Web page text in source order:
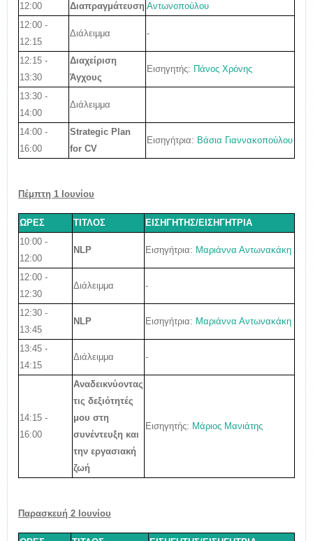
12:00
Διαπραγμάτευση Αντωνοπούλου
12:00 -
12:15
Διάλειμμα -
12:15 -
13:30
Διαχείριση
Άγχους
Εισηγητής: Πάνος Χρόνης
13:30 -
14:00
Διάλειμμα
14:00 -
16:00
Strategic Plan
for CV
Εισηγήτρια: Βάσια Γιαννακοπούλου
Πέμπτη 1 Ιουνίου
ΩΡΕΣ ΤΙΤΛΟΣ
ΕΙΣΗΓΗΤΗΣ/ΕΙΣΗΓΗΤΡΙΑ
10:00 -
12:00
NLP Εισηγήτρια: Μαριάννα Αντωνακάκη
12:00 -
12:30
Διάλειμμα -
12:30 -
13:45
NLP Εισηγήτρια: Μαριάννα Αντωνακάκη
13:45 -
14:15
Διάλειμμα -
14:15 -
16:00
Αναδεικνύοντας
τις δεξιότητές
μου στη
συνέντευξη και
την εργασιακή
ζωή
Εισηγητής: Μάριος Μανιάτης
Παρασκευή 2 Ιουνίου